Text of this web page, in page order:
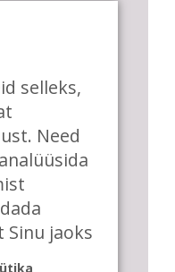
olemisele,
ja
selleks,
Need
jaoks